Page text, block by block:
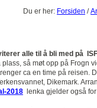
Du er her: Forsiden /
alle til å bli med på
så møt opp på Frogn
ca en time på reisen.
Dikemark.
2018
lenka gjelder også